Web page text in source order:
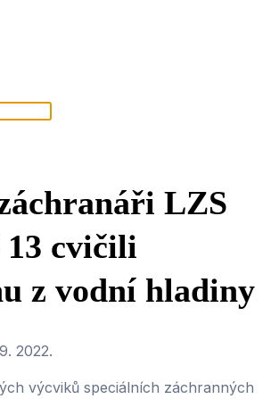
LZS
cvičili
z vodní hladiny
2022.
výcviků speciálních záchranných